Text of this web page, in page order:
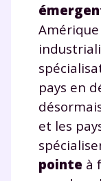
pays en
et les
pointe à